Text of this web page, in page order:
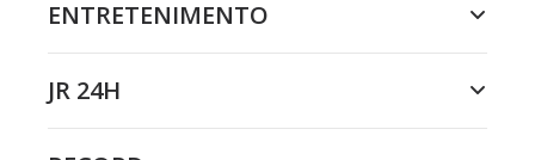
ENTRETENIMENTO
JR 24H